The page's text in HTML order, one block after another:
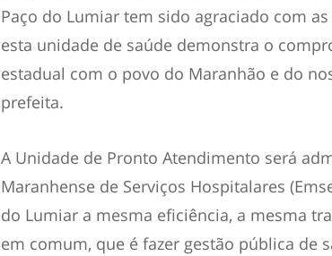
Paço do Lumiar tem sido agraciado com
esta unidade de saúde demonstra o
estadual com o povo do Maranhão e do
prefeita.
A Unidade de Pronto Atendimento será
Maranhense de Serviços Hospitalares
do Lumiar a mesma eficiência, a mesma
em comum, que é fazer gestão pública de